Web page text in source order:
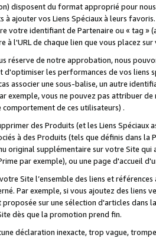
disposent du format approprié pour
à ajouter vos Liens Spéciaux à leurs
votre identifiant de Partenaire ou « tag
à l'URL de chaque lien que vous placez
réserve de notre approbation, nous
les performances de vos liens
associer une sous-balise, un autre
exemple, vous ne pouvez pas attribuer
de ces utilisateurs) .
des Produits (et les Liens
à des Produits (tels que définis dans
original supplémentaire sur votre Site qui
par exemple), ou une page d'accueil
Site l’ensemble des liens et
Par exemple, si vous ajoutez des
proposée sur une sélection d'articles
dès que la promotion prend fin.
déclaration inexacte, trop vague,